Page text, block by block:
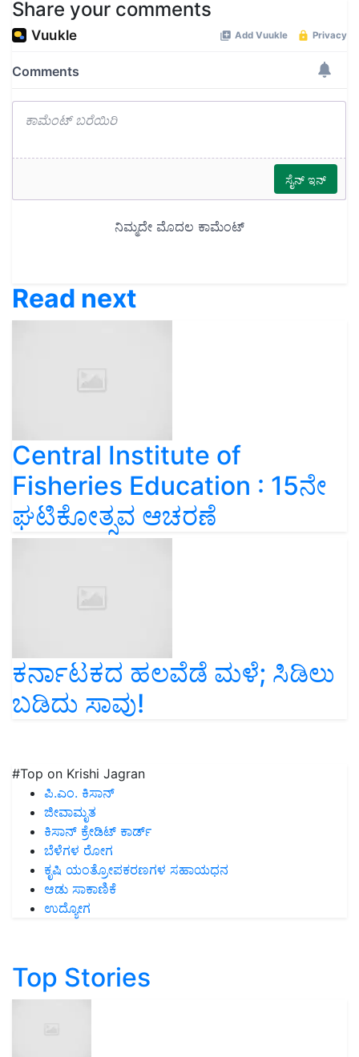
Share your comments
Read next
Central Institute of
Fisheries Education : 15ನೇ
ಘಟಿಕೋತ್ಸವ ಆಚರಣೆ
ಕರ್ನಾಟಕದ ಹಲವೆಡೆ ಮಳೆ; ಸಿಡಿಲು
ಬಡಿದು ಸಾವು!
#Top on Krishi Jagran
ಪಿ.ಎಂ. ಕಿಸಾನ್
ಜೀವಾಮೃತ
ಕಿಸಾನ್ ಕ್ರೇಡಿಟ್ ಕಾರ್ಡ್
ಬೆಳೆಗಳ ರೋಗ
ಕೃಷಿ ಯಂತ್ರೋಪಕರಣಗಳ ಸಹಾಯಧನ
ಆಡು ಸಾಕಾಣಿಕೆ
ಉದ್ಯೋಗ
Top Stories